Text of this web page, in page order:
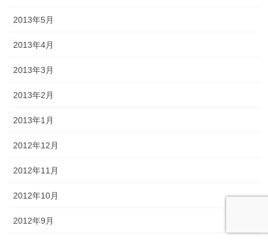
2013年5月
2013年4月
2013年3月
2013年2月
2013年1月
2012年12月
2012年11月
2012年10月
2012年9月